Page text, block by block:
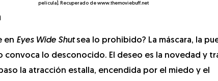
película]. Recuperado de www.themoviebuff.net
en Eyes Wide Shutsea lo prohibido? La máscara, la
lo desconocido. El deseo es la novedad y
la atracción estalla, encendida por el miedo y el